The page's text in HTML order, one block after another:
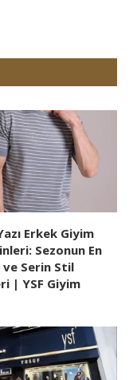
Erkek Giyim
Sezonun En
Serin Stil
| YSF Giyim